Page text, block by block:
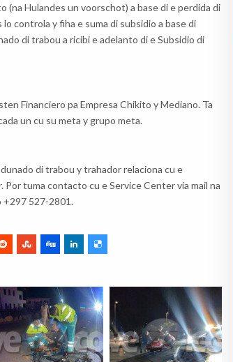
(na Hulandes un voorschot) a base di e perdida di
controla y fiha e suma di subsidio a base di
di trabou a ricibi e adelanto di e Subsidio di
Financiero pa Empresa Chikito y Mediano. Ta
un cu su meta y grupo meta.
di trabou y trahador relaciona cu e
Por tuma contacto cu e Service Center via mail na
+297 527-2801.